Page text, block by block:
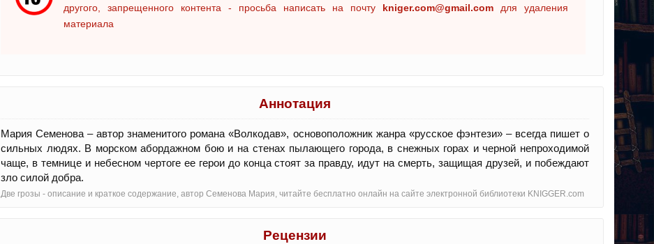
другого, запрещенного контента - просьба написать на почту kniger.com@gmail.com для удаления
материала
Аннотация
Мария Семенова – автор знаменитого романа «Волкодав», основоположник жанра «русское фэнтези» – всегда пишет о
сильных людях. В морском абордажном бою и на стенах пылающего города, в снежных горах и черной непроходимой
чаще, в темнице и небесном чертоге ее герои до конца стоят за правду, идут на смерть, защищая друзей, и побеждают
зло силой добра.
Две грозы - oписание и краткое содержание, автор Семенова Мария, читайте бесплатно онлайн на сайте электронной библиотеки KNIGGER.com
Рецензии